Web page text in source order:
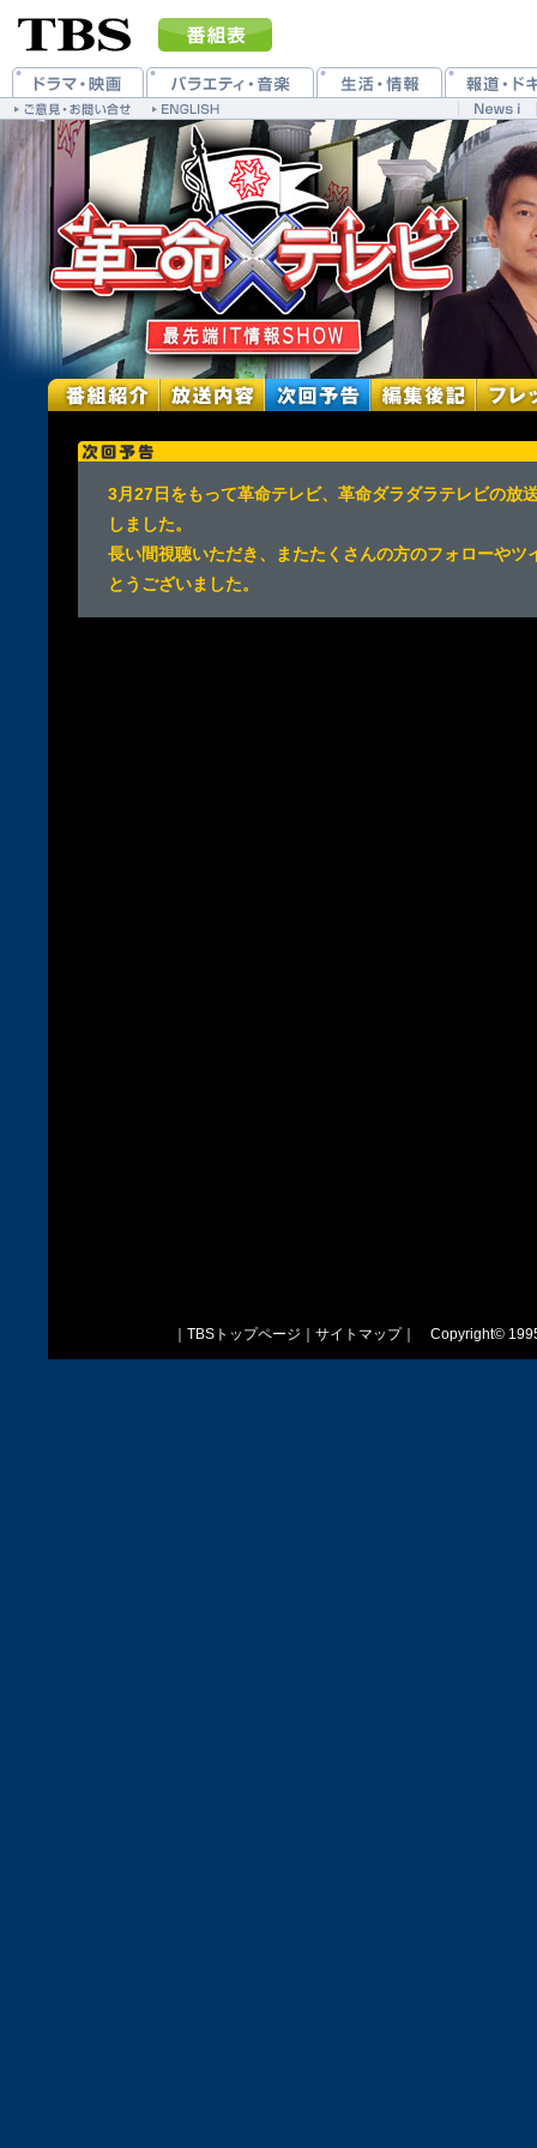
3月27日をもって革命テレビ、革命ダラダラテレビの放
しました。
長い間視聴いただき、またたくさんの方のフォローやツ
とうございました。
TBSトップページ サイトマップ｜ Copyright©